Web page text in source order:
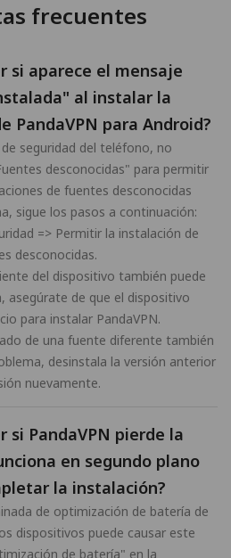
frecuentes
si aparece el mensaje
al instalar la
PandaVPN para Android?
seguridad del teléfono, no
desconocidas" para permitir
de fuentes desconocidas
sigue los pasos a continuación:
=> Permitir la instalación de
desconocidas.
del dispositivo también puede
asegúrate de que el dispositivo
para instalar PandaVPN.
de una fuente diferente también
desinstala la versión anterior
nuevamente.
si PandaVPN pierde la
en segundo plano
la instalación?
de optimización de batería de
dispositivos puede causar este
de batería" en la